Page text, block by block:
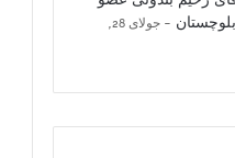
جولای 28,